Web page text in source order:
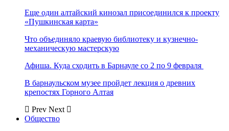
Еще один алтайский кинозал присоединился к проекту
«Пушкинская карта»
Что объединяло краевую библиотеку и кузнечно-
механическую мастерскую
Афиша. Куда сходить в Барнауле со 2 по 9 февраля
В барнаульском музее пройдет лекция о древних
крепостях Горного Алтая
Prev Next
Общество